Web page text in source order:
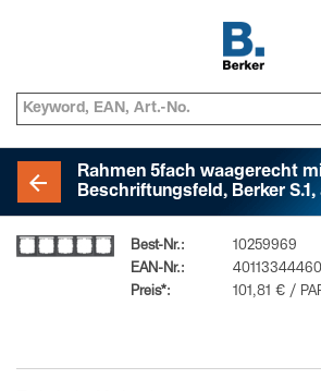
Rahmen 5fach waagerecht
Beschriftungsfeld, Berker
Best-Nr.:
10259969
EAN-Nr.:
Preis*:
101,81 € /